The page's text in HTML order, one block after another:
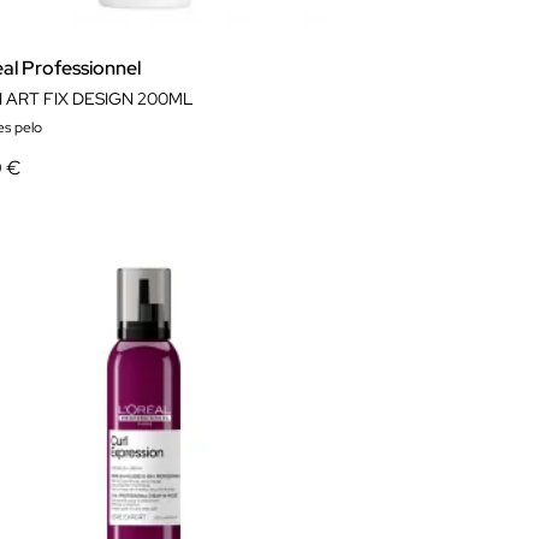
Professionnel
ART FIX DESIGN 200ML
pelo
€